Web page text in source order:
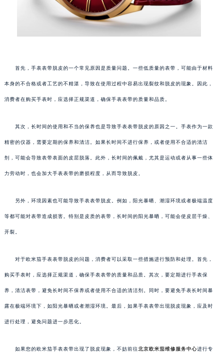
首先，手表表带脱皮的一个常见原因是质量问题。一些低质量的表带，可能由于材料
本身的不合格或者工艺的不精湛，导致在使用过程中容易出现裂纹和脱皮的现象。因此，
消费者在购买手表时，应选择正规渠道，确保手表表带的质量和品质。
其次，长时间的使用和不当的保养也是导致手表表带脱皮的原因之一。手表作为一款
精密的仪器，需要定期的保养和清洁。如果长时间不进行保养，或者使用不合适的清洁
剂，可能会导致表带表面的皮层脱落。此外，长时间的佩戴，尤其是运动或者从事一些体
力劳动时，也会加大手表表带的磨损程度，从而导致脱皮。
另外，环境因素也可能导致手表表带脱皮。例如，阳光暴晒、潮湿环境或者极端温度
等都可能对表带造成损害。特别是皮质的表带，长时间的阳光暴晒，可能会使皮层干燥、
开裂。
对于欧米茄手表表带脱皮的问题，消费者可以采取一些措施进行预防和处理。首先，
购买手表时，应选择正规渠道，确保手表表带的质量和品质。其次，要定期进行手表保
养，清洁表带，避免长时间不保养或者使用不合适的清洁剂。同时，要避免手表长时间暴
露在极端环境下，如阳光暴晒或者潮湿环境。最后，如果手表表带出现脱皮现象，应及时
进行处理，避免问题进一步恶化。
如果您的欧米茄手表表带出现了脱皮现象，不妨前往北京欧米茄维修服务中心进行专